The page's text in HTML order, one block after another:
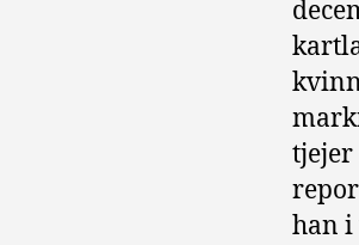
tjejer
han i